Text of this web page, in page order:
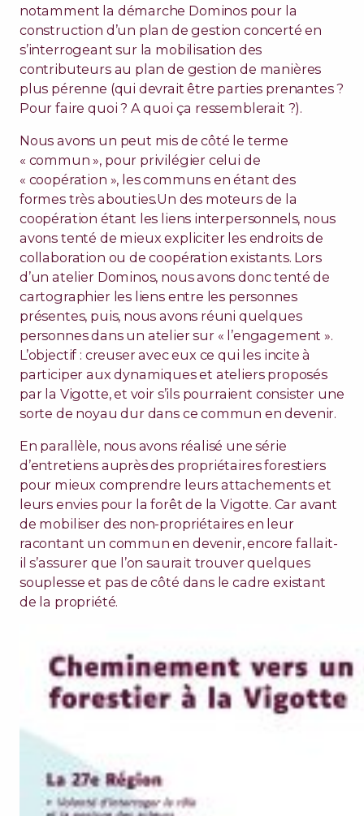
notamment la démarche Dominos pour la
construction d’un plan de gestion concerté en
s’interrogeant sur la mobilisation des
contributeurs au plan de gestion de manières
plus pérenne (qui devrait être parties prenantes ?
Pour faire quoi ? A quoi ça ressemblerait ?).
Nous avons un peut mis de côté le terme
« commun », pour privilégier celui de
« coopération », les communs en étant des
formes très abouties.Un des moteurs de la
coopération étant les liens interpersonnels, nous
avons tenté de mieux expliciter les endroits de
collaboration ou de coopération existants. Lors
d’un atelier Dominos, nous avons donc tenté de
cartographier les liens entre les personnes
présentes, puis, nous avons réuni quelques
personnes dans un atelier sur « l’engagement ».
L’objectif : creuser avec eux ce qui les incite à
participer aux dynamiques et ateliers proposés
par la Vigotte, et voir s’ils pourraient consister une
sorte de noyau dur dans ce commun en devenir.
En parallèle, nous avons réalisé une série
d’entretiens auprès des propriétaires forestiers
pour mieux comprendre leurs attachements et
leurs envies pour la forêt de la Vigotte. Car avant
de mobiliser des non-propriétaires en leur
racontant un commun en devenir, encore fallait-
il s’assurer que l’on saurait trouver quelques
souplesse et pas de côté dans le cadre existant
de la propriété.